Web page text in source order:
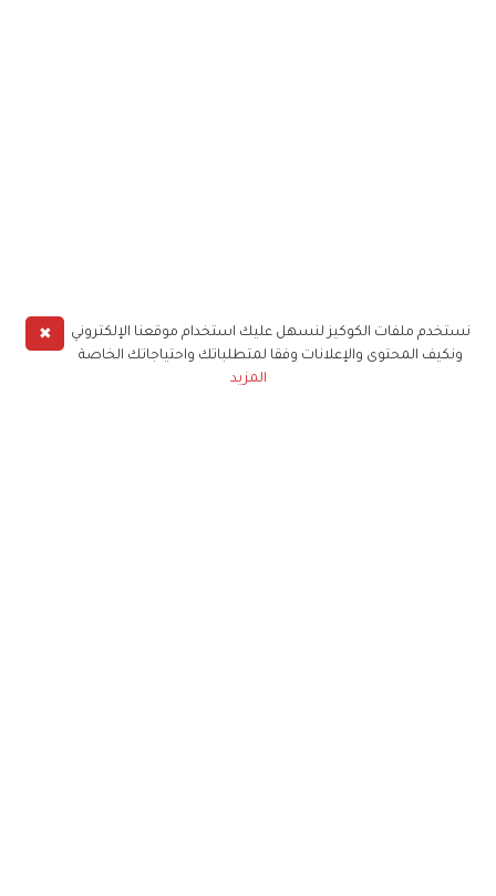
✖
نستخدم ملفات الكوكيز لنسهل عليك استخدام موقعنا الإلكتروني
ونكيف المحتوى والإعلانات وفقا لمتطلباتك واحتياجاتك الخاصة
المزيد